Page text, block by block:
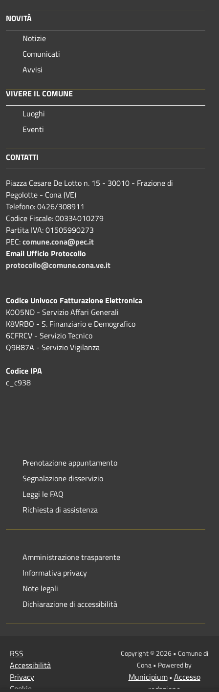
NOVITÀ
Notizie
Comunicati
Avvisi
VIVERE IL COMUNE
Luoghi
Eventi
CONTATTI
Piazza Cesare De Lotto n. 15 - 30010 - Frazione di
Pegolotte - Cona (VE)
Telefono: 0426/308911
Codice Fiscale: 00334010279
Partita IVA: 01505990273
PEC:comune.cona@pec.it
Email Ufficio Protocollo
protocollo@comune.cona.ve.it
Codice Univoco Fatturazione Elettronica
K0O5ND - Servizio Affari Generali
K8VRBO - S. Finanziario e Demografico
6CFRCV - Servizio Tecnico
Q9B87A - Servizio Vigilanza
Codice IPA
c_c938
Prenotazione appuntamento
Segnalazione disservizio
Leggi le FAQ
Richiesta di assistenza
Amministrazione trasparente
Informativa privacy
Note legali
Dichiarazione di accessibilità
RSS
Accessibilità
Privacy
Cookie
Copyright © 2026 • Comune di
Cona • Powered by
Municipium• Accesso
redazione